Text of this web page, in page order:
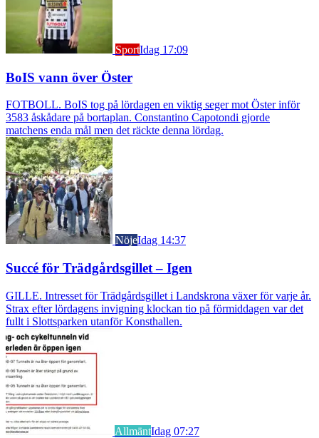
SportIdag 17:09
BoIS vann över Öster
FOTBOLL. BoIS tog på lördagen en viktig seger mot Öster inför
3583 åskådare på bortaplan. Constantino Capotondi gjorde
matchens enda mål men det räckte denna lördag.
NöjeIdag 14:37
Succé för Trädgårdsgillet – Igen
GILLE. Intresset för Trädgårdsgillet i Landskrona växer för varje år.
Strax efter lördagens invigning klockan tio på förmiddagen var det
fullt i Slottsparken utanför Konsthallen.
AllmäntIdag 07:27